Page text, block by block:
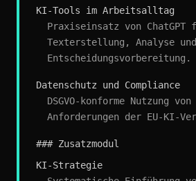
KI-Tools im Arbeitsalltag
Praxiseinsatz von ChatGPT
Texterstellung, Analyse und
Entscheidungsvorbereitung.
Datenschutz und Compliance
DSGVO-konforme Nutzung
Anforderungen der EU-KI-
### Zusatzmodul
KI-Strategie